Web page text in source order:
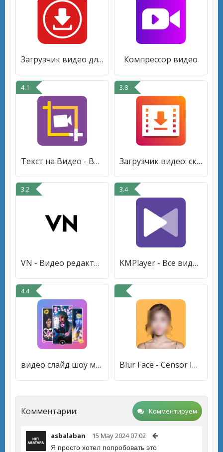
Загрузчик видео для Pinterest Компрессор видео
4.1
Текст на Видео - Видеомонтаж
3.8
Загрузчик видео: скачать видео
3.2
VN - Видео редактор
3.4
KMPlayer - Все видео плеер
4.4
видео слайд шоу музыка фото Blur Face - Censor Image
Комментарии: Комментируем
asbalaban 15 May 2024 07:02
Я просто хотел попробовать это